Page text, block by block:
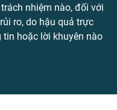
nhiệm nào, đối với
ro, do hậu quả trực
hoặc lời khuyên nào